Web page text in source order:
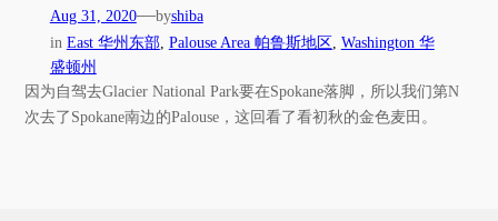
Aug 31, 2020—byshiba
in East 华州东部, Palouse Area 帕鲁斯地区, Washington 华
盛顿州
因为自驾去Glacier National Park要在Spokane落脚，所以我们第N
次去了Spokane南边的Palouse，这回看了看初秋的金色麦田。